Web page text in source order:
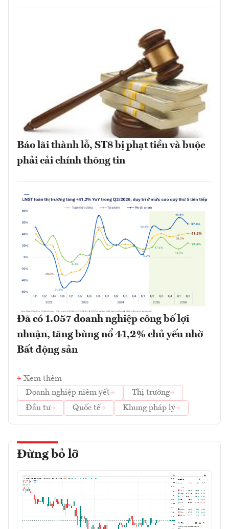
Báo lãi thành lỗ, ST8 bị phạt tiền và buộc
phải cải chính thông tin
Đã có 1.057 doanh nghiệp công bố lợi
nhuận, tăng bùng nổ 41,2% chủ yếu nhờ
Bất động sản
Xem thêm
Doanh nghiệp niêm yết
Thị trường
Đầu tư
Quốc tế Khung pháp lý
Đừng bỏ lỡ